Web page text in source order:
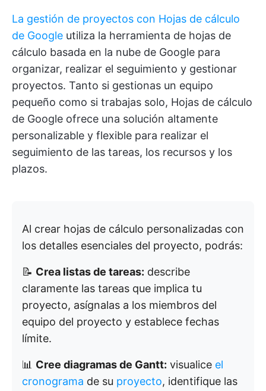
La gestión de proyectos con Hojas de cálculo
de Google utiliza la herramienta de hojas de
cálculo basada en la nube de Google para
organizar, realizar el seguimiento y gestionar
proyectos. Tanto si gestionas un equipo
pequeño como si trabajas solo, Hojas de cálculo
de Google ofrece una solución altamente
personalizable y flexible para realizar el
seguimiento de las tareas, los recursos y los
plazos.
Al crear hojas de cálculo personalizadas con
los detalles esenciales del proyecto, podrás:
📝 Crea listas de tareas: describe
claramente las tareas que implica tu
proyecto, asígnalas a los miembros del
equipo del proyecto y establece fechas
límite.
📊 Cree diagramas de Gantt: visualice el
cronograma de su proyecto, identifique las